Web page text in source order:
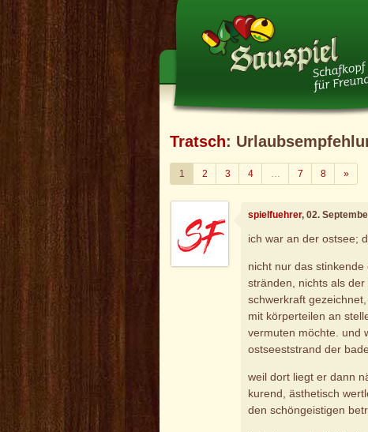
Tratsch:
1 2 3 4 … 7 8 »
spielfuehrer, 02.
ich war an der ostsee;
nicht nur das
stränden, nichts als
schwerkraft
mit körperteilen an
vermuten möchte. und
ostseeststrand der
weil dort liegt er dann
kurend, ästhetisch
den schöngeistigen